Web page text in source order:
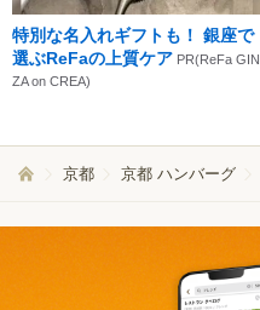
特別な名入れギフトも！ 銀座で
選ぶReFaの上質ケア PR(ReFa GIN
ZA on CREA)
京都 京都 ハンバーグ